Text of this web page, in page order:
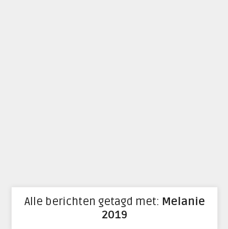
Alle berichten getagd met: Melanie
2019